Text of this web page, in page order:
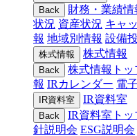
Back 財務・業績情
状況 資産状況 キャ
報 地域別情報 設備
株式情報 株式情報
Back 株式情報トッ
報 IRカレンダー 電
IR資料室 IR資料室
Back IR資料室トッ
針説明会 ESG説明会